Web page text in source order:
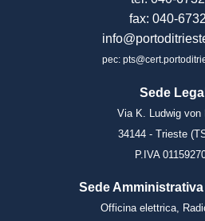
fax: 040-
pec:
Sede
Via K. Ludwig von
34144 - Trieste
P.IVA
Sede
Officina elettrica,